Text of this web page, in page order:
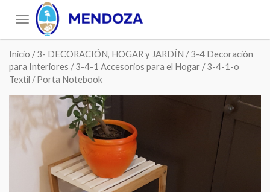
Toggle
navigation
Inicio /3- DECORACIÓN, HOGAR y JARDÍN /3-4 Decoración
para Interiores /3-4-1 Accesorios para el Hogar /3-4-1-o
Textil / Porta Notebook